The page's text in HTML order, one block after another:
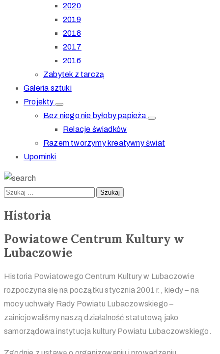
2020
2019
2018
2017
2016
Zabytek z tarczą
Galeria sztuki
Projekty
Bez niego nie byłoby papieża
Relacje świadków
Razem tworzymy kreatywny świat
Upominki
Historia
Powiatowe Centrum Kultury w
Lubaczowie
Historia Powiatowego Centrum Kultury w Lubaczowie
rozpoczyna się na początku stycznia 2001 r., kiedy – na
mocy uchwały Rady Powiatu Lubaczowskiego –
zainicjowaliśmy naszą działalność statutową jako
samorządowa instytucja kultury Powiatu Lubaczowskiego.